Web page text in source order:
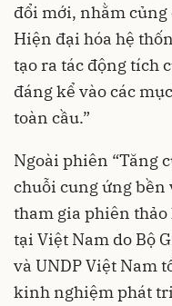
đổi mới, nhằm củng
Hiện đại hóa hệ
tạo ra tác động tích
đáng kể vào các
toàn cầu.”
Ngoài phiên “Tăng
chuỗi cung ứng bền
tham gia phiên
tại Việt Nam do Bộ
và UNDP Việt Nam
kinh nghiệm phát